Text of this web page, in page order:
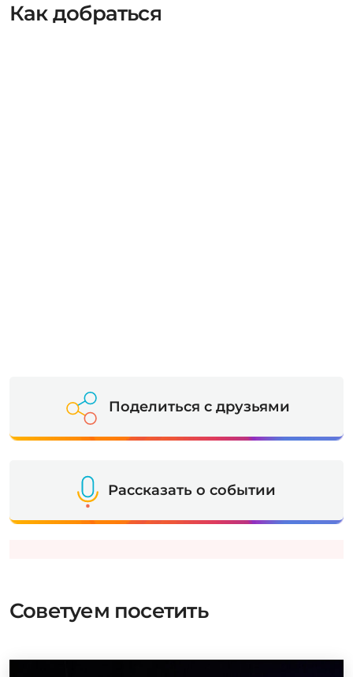
Как добраться
Поделиться с друзьями
Рассказать о событии
Советуем посетить